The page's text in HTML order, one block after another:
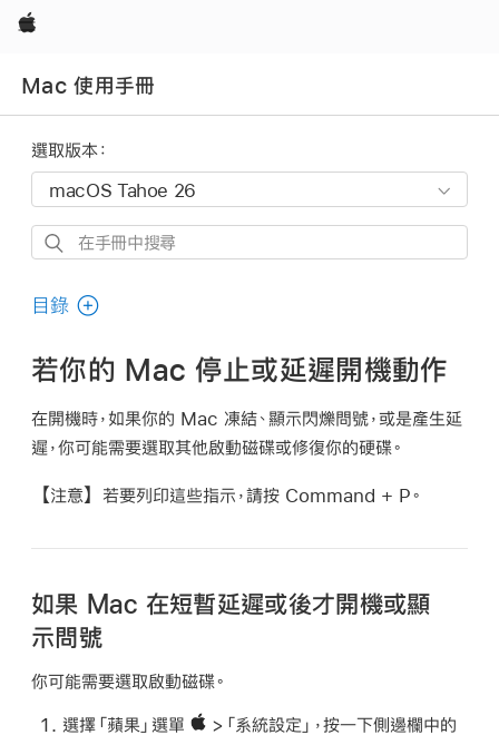
Apple
Mac 使用手冊
選取版本：
在
冊
搜
尋
目錄
若你的 Mac 停止或延遲開機動作
在開機時，如果你的 Mac 凍結、顯示閃爍問號，或是產生延
遲，你可能需要選取其他啟動磁碟或修復你的硬碟。
【注意】 若要列印這些指示，請按 Command + P。
如果 Mac 在短暫延遲或後才開機或顯
示問號
你可能需要選取啟動磁碟。
選擇「蘋果」選單
>「系統設定」，按一下側邊欄中的